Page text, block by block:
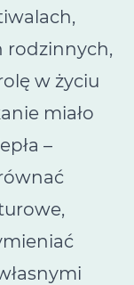
rodzinnych,
w życiu
miało
–